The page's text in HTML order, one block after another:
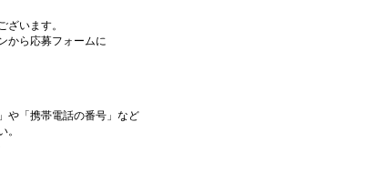
ざいます。
から応募フォームに
や「携帯電話の番号」など
。